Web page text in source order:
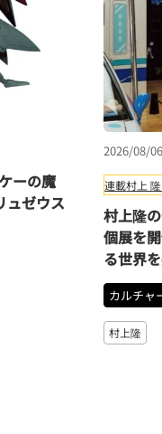
ーの魔
ュゼウス
2026/08/
連載村上
村上隆
個展を
る世界
カルチャ
村上隆